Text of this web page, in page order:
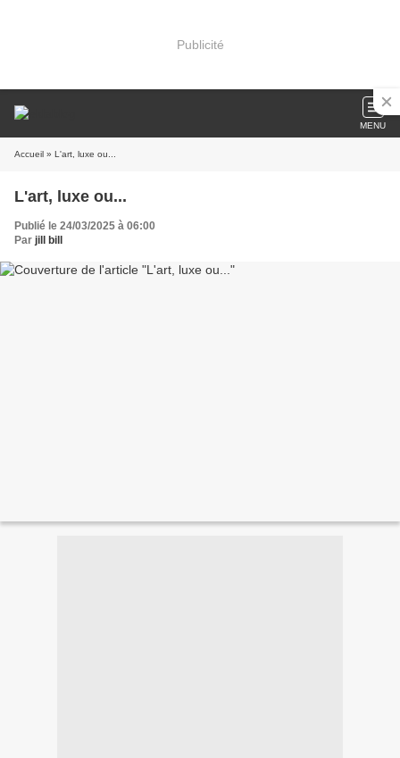
Publicité
MENU
Accueil » L'art, luxe ou...
L'art, luxe ou...
Publié le 24/03/2025 à 06:00
Par jill bill